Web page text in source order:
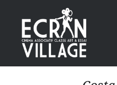
contenu
principal
ÉCRAN VILLAGE